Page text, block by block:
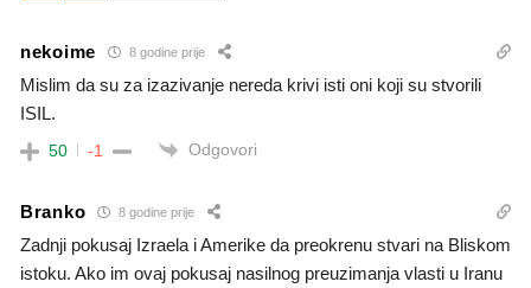
nekoime 8 godine prije
Mislim da su za izazivanje nereda krivi isti oni koji su stvorili
ISIL.
50 -1 Odgovori
Branko 8 godine prije
Zadnji pokusaj Izraela i Amerike da preokrenu stvari na Bliskom
istoku. Ako im ovaj pokusaj nasilnog preuzimanja vlasti u Iranu